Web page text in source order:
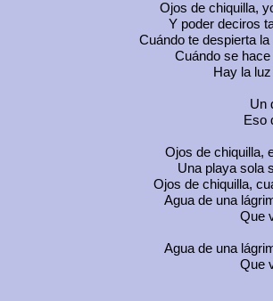
Ojos de chiquilla,
Y poder deciros
Cuándo te despierta
Cuándo se
Hay la
Un
Eso
Ojos de chiquilla,
Una playa sola
Ojos de chiquilla,
Agua de una
Que
Agua de una
Que